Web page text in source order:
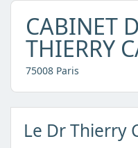
CABINET
THIERRY
75008 Paris
Le Dr Thierry